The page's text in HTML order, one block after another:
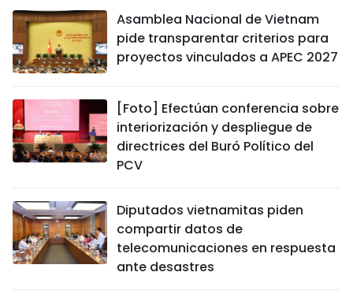
Asamblea Nacional de Vietnam
pide transparentar criterios para
proyectos vinculados a APEC 2027
[Foto] Efectúan conferencia sobre
interiorización y despliegue de
directrices del Buró Político del
PCV
Diputados vietnamitas piden
compartir datos de
telecomunicaciones en respuesta
ante desastres